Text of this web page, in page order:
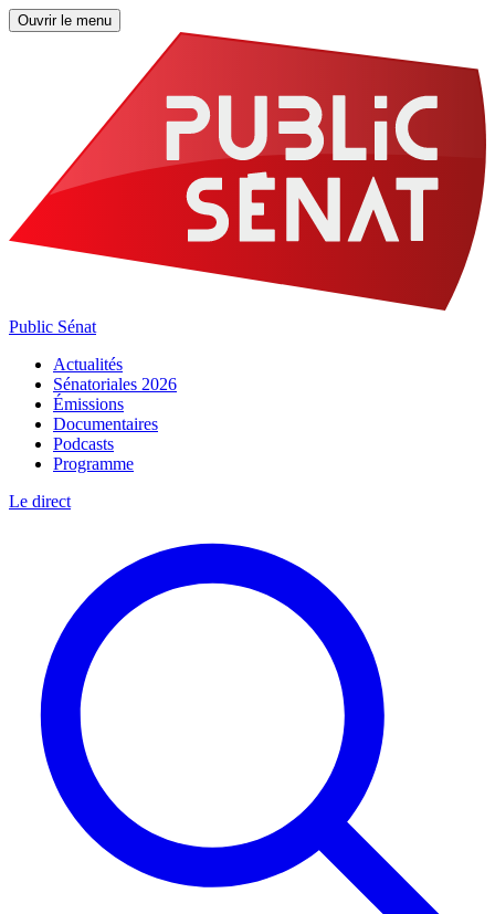
Ouvrir le menu
Public Sénat
Actualités
Sénatoriales 2026
Émissions
Documentaires
Podcasts
Programme
Le direct